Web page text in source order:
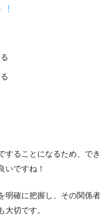
ることになるため、 でき
いですね！
明確に把握し、その関係者
大切です。